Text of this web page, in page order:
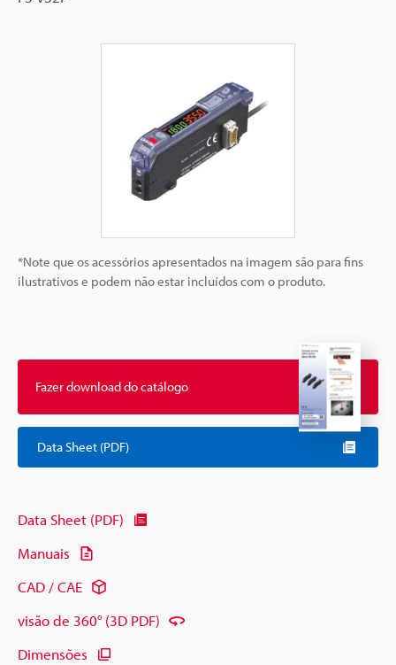
*Note que os acessórios apresentados na imagem são para fins
ilustrativos e podem não estar incluídos com o produto.
Fazer download do catálogo
Data Sheet (PDF)
Data Sheet (PDF)
Manuais
CAD / CAE
visão de 360° (3D PDF)
Dimensões